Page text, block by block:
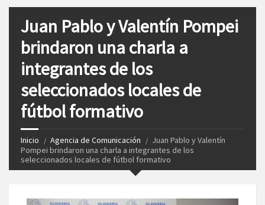
Juan Pablo y Valentín Pompei
brindaron una charla a
integrantes de los
seleccionados locales de
fútbol formativo
Inicio Agencia de Comunicación
Juan Pablo y Valentín
Pompei brindaron una charla a integrantes de los
seleccionados locales de fútbol formativo